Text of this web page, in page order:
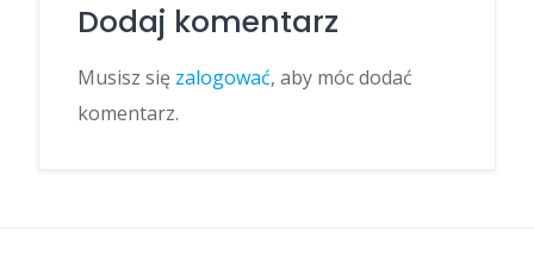
Dodaj komentarz
Musisz się zalogować, aby móc dodać
komentarz.